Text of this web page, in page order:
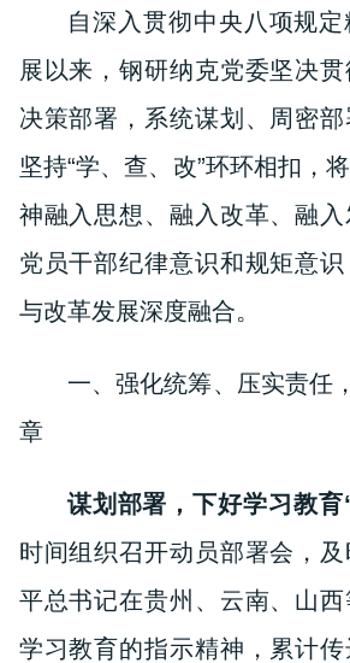
自深入贯彻中央八项规
展以来，钢研纳克党委坚决
决策部署，系统谋划、周密部
坚持“学、查、改”环环相扣，
神融入思想、融入改革、融
党员干部纪律意识和规矩意
与改革发展深度融合。
一、强化统筹、压实责任
章
谋划部署，下好学习教
时间组织召开动员部署会，
平总书记在贵州、云南、山
学习教育的指示精神，累计